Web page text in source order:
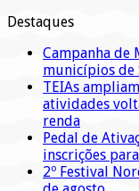
Destaques
Campanha de
municípios de
TEIAs
atividades
renda
Pedal de
inscrições
2º Festival